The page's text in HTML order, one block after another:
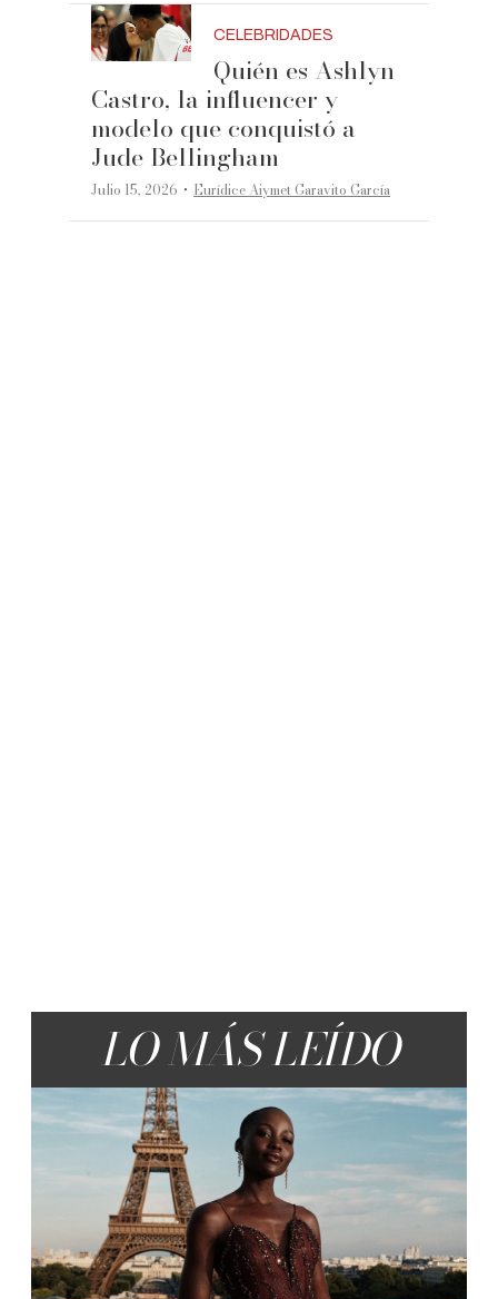
CELEBRIDADES
Quién es Ashlyn
Castro, la influencer y
modelo que conquistó a
Jude Bellingham
Julio 15, 2026 ·Eurídice Aiymet Garavito García
LO MÁS LEÍDO